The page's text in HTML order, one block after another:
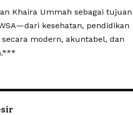
Khaira Ummah sebagai tujuan
kesehatan, pendidikan
modern, akuntabel, dan